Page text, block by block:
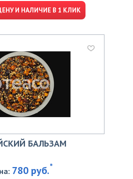
И НАЛИЧИЕ В 1 КЛИК
БАЛЬЗАМ
780 руб.*